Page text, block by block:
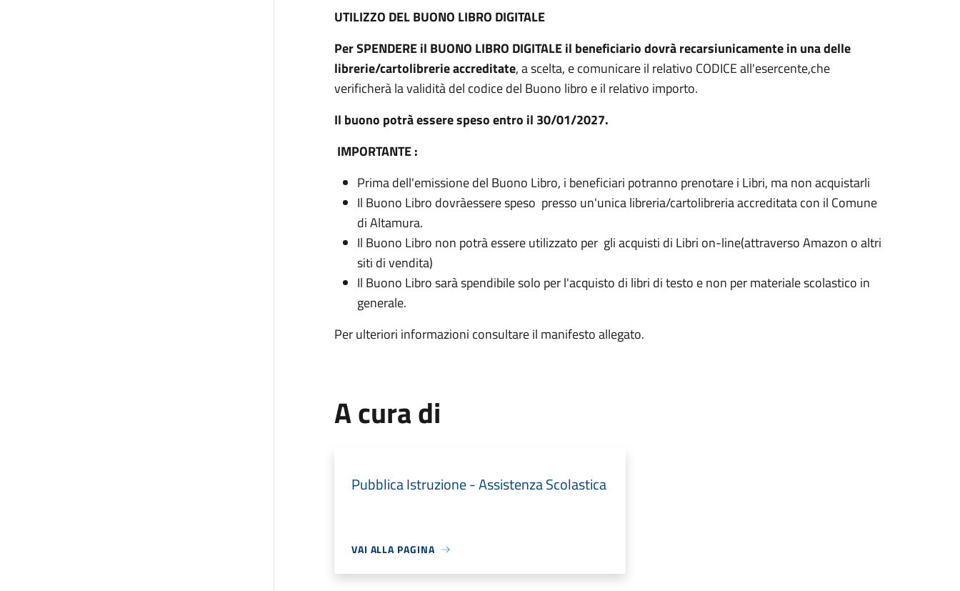
UTILIZZO DEL BUONO LIBRO DIGITALE
Per SPENDERE il BUONO LIBRO DIGITALE il beneficiario dovrà recarsiunicamente in una delle
librerie/cartolibrerie accreditate, a scelta, e comunicare il relativo CODICE all'esercente,che
verificherà la validità del codice del Buono libro e il relativo importo.
Il buono potrà essere speso entro il 30/01/2027.
IMPORTANTE :
Prima dell'emissione del Buono Libro, i beneficiari potranno prenotare i Libri, ma non acquistarli
Il Buono Libro dovràessere speso presso un'unica libreria/cartolibreria accreditata con il Comune
di Altamura.
Il Buono Libro non potrà essere utilizzato per gli acquisti di Libri on-line(attraverso Amazon o altri
siti di vendita)
Il Buono Libro sarà spendibile solo per l'acquisto di libri di testo e non per materiale scolastico in
generale.
Per ulteriori informazioni consultare il manifesto allegato.
A cura di
Pubblica Istruzione - Assistenza Scolastica
VAI ALLA PAGINA